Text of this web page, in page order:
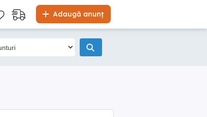
Adaugă anunț